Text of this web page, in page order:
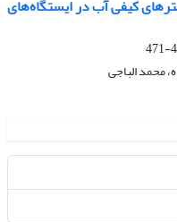
کیفی آب در ایستگاه‌های
محمد الباجی